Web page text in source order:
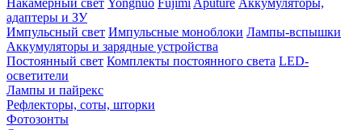
Накамерный свет Yongnuo Fujimi Aputure Аккумуляторы,
адаптеры и ЗУ
Импульсный свет Импульсные моноблоки Лампы-вспышки
Аккумуляторы и зарядные устройства
Постоянный свет Комплекты постоянного света LED-
осветители
Лампы и пайрекс
Рефлекторы, соты, шторки
Фотозонты